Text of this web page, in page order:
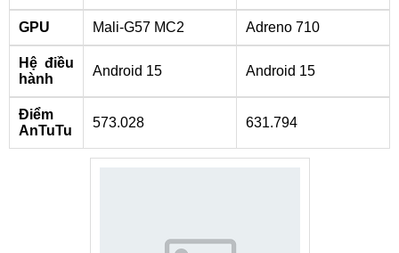
GPU Mali-G57 MC2 Adreno 710
Hệ điều
hành
Android 15 Android 15
Điểm
AnTuTu
573.028 631.794